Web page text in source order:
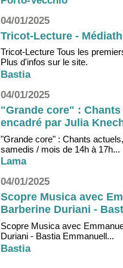
04/01/2025
Tricot-Lecture -
Tricot-Lecture Tous les
Plus d'infos sur le site.
Bastia
04/01/2025
"Grande core" :
encadré par Julia
"Grande core" : Chants
samedis / mois de 14h à 17h...
Lama
04/01/2025
Scopre Musica avec
Barberine Duriani -
Scopre Musica avec
Duriani - Bastia Emmanuell...
Bastia